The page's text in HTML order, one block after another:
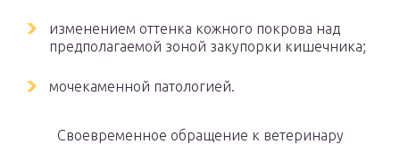
изменением оттенка кожного покрова над
предполагаемой зоной закупорки кишечника;
мочекаменной патологией.
Своевременное обращение к ветеринару